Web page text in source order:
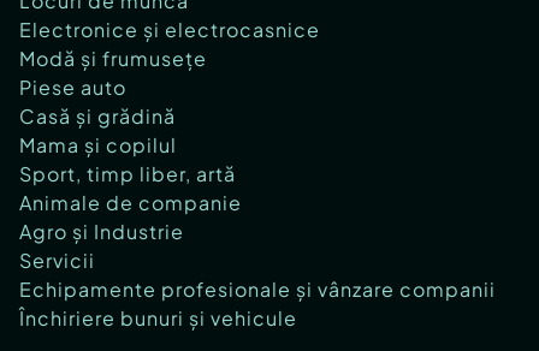
Electronice și electrocasnice
Modă și frumusețe
Piese auto
Casă și grădină
Mama și copilul
Sport, timp liber, artă
Animale de companie
Agro și Industrie
Servicii
Echipamente profesionale și vânzare companii
Închiriere bunuri și vehicule